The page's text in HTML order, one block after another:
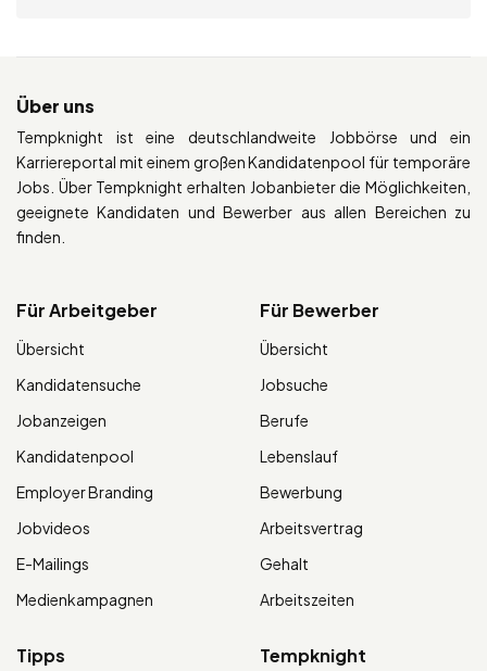
Über uns
Tempknight ist eine deutschlandweite Jobbörse und ein
Karriereportal mit einem großen Kandidatenpool für temporäre
Jobs. Über Tempknight erhalten Jobanbieter die Möglichkeiten,
geeignete Kandidaten und Bewerber aus allen Bereichen zu
finden.
Für Arbeitgeber
Übersicht
Kandidatensuche
Jobanzeigen
Kandidatenpool
Employer Branding
Jobvideos
E-Mailings
Medienkampagnen
Für Bewerber
Übersicht
Jobsuche
Berufe
Lebenslauf
Bewerbung
Arbeitsvertrag
Gehalt
Arbeitszeiten
Tipps Tempknight